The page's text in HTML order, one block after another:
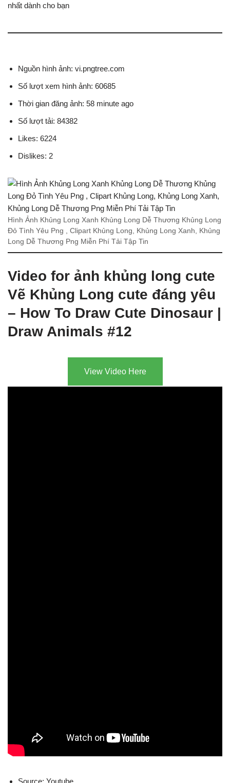
nhất dành cho bạn
Nguồn hình ảnh: vi.pngtree.com
Số lượt xem hình ảnh: 60685
Thời gian đăng ảnh: 58 minute ago
Số lượt tải: 84382
Likes: 6224
Dislikes: 2
Hình Ảnh Khủng Long Xanh Khủng Long Dễ Thương Khủng Long
Đỏ Tình Yêu Png , Clipart Khủng Long, Khủng Long Xanh, Khủng
Long Dễ Thương Png Miễn Phí Tải Tập Tin
Video for ảnh khủng long cute
Vẽ Khủng Long cute đáng yêu
– How To Draw Cute Dinosaur |
Draw Animals #12
View Video Here
Source: Youtube